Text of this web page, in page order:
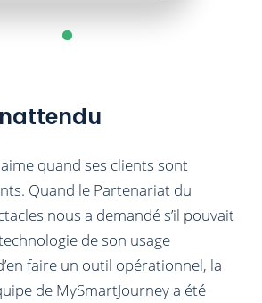
quand ses clients sont
Quand le Partenariat du
nous a demandé s’il pouvait
de son usage
faire un outil opérationnel, la
de MySmartJourney a été